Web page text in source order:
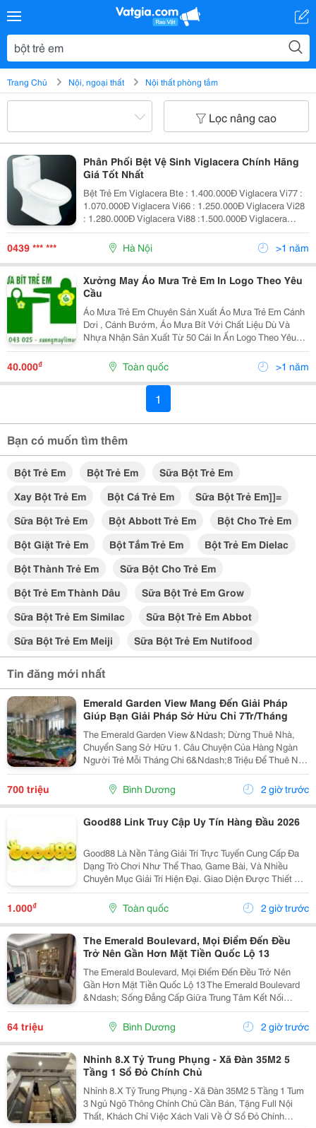
Trang Chủ Nội, ngoại thất Nội thất phòng tắm
Lọc nâng cao
Phân Phối Bệt Vệ Sinh Viglacera Chính Hãng
Giá Tốt Nhất
Bệt Trẻ Em Viglacera Bte : 1.400.000Đ Viglacera Vi77 :
1.070.000Đ Viglacera Vi66 : 1.250.000Đ Viglacera Vi28
: 1.280.000Đ Viglacera Vi88 :1.500.000Đ Viglacera
Vi107 : 1.800.000Đ Viglacera Bl5 :2.200.000Đ Viglacera
C0504 :2.250.000Đ Viglac
0439 *** *** Hà Nội >1 năm
Xưởng May Áo Mưa Trẻ Em In Logo Theo Yêu
Cầu
Áo Mưa Trẻ Em Chuyên Sản Xuất Áo Mưa Trẻ Em Cánh
Dơi , Cánh Bướm, Áo Mưa Bít Với Chất Liệu Dù Và
Nhựa Nhận Sản Xuất Từ 50 Cái In Ấn Logo Theo Yêu
Cầu Lh 0772043025 Áo Mưa Bít Trẻ Em, Hàng Loại 1,
Chất Dày Dặn.. Đường May Chắc Chắn Chống Rách,
Bung Ch
40.000₫ Toàn quốc >1 năm
1
Bạn có muốn tìm thêm
Bột Trẻ Em Bột Trẻ Em
Sữa Bột Trẻ Em
Xay Bột Trẻ Em
Bột Cá Trẻ Em
Sữa Bột Trẻ Em]]=
Sữa Bột Trẻ Em
Bột Abbott Trẻ Em
Bột Cho Trẻ Em
Bột Giặt Trẻ Em
Bột Tắm Trẻ Em
Bột Trẻ Em Dielac
Bột Thành Trẻ Em
Sữa Bột Cho Trẻ Em
Bột Trẻ Em Thành Dâu
Sữa Bột Trẻ Em Grow
Sữa Bột Trẻ Em Similac
Sữa Bột Trẻ Em Abbot
Sữa Bột Trẻ Em Meiji
Sữa Bột Trẻ Em Nutifood
Tin đăng mới nhất
Emerald Garden View Mang Đến Giải Pháp
Giúp Bạn Giải Pháp Sở Hửu Chỉ 7Tr/Tháng
The Emerald Garden View &Ndash; Dừng Thuê Nhà,
Chuyển Sang Sở Hữu 1. Câu Chuyện Của Hàng Ngàn
Người Trẻ Mỗi Tháng Chi 6&Ndash;8 Triệu Để Thuê Nhà
Nhưng Tài Sản Vẫn Là Con Số 0. Emerald Garden View
Mang Đến Giải Pháp Giúp Bạn Chuyển Tiền Thuê Nhà...
700 triệu Bình Dương 2 giờ trước
Good88 Link Truy Cập Uy Tín Hàng Đầu 2026
Good88 Là Nền Tảng Giải Trí Trực Tuyến Cung Cấp Đa
Dạng Trò Chơi Như Thể Thao, Game Bài, Và Nhiều
Chuyên Mục Giải Trí Hiện Đại. Giao Diện Được Thiết Kế
Trực Quan, Thân Thiện Với Người Dùng Trên Cả Điện
Thoại Và Máy Tính. Hệ Thống Bảo Mật Hiện Đại...
1.000₫ Toàn quốc 2 giờ trước
The Emerald Boulevard, Mọi Điểm Đến Đều
Trở Nên Gần Hơn Mặt Tiền Quốc Lộ 13
The Emerald Boulevard, Mọi Điểm Đến Đều Trở Nên
Gần Hơn Mặt Tiền Quốc Lộ 13 The Emerald Boulevard
&Ndash; Sống Đẳng Cấp Giữa Trung Tâm Kết Nối
Tp.hcm Bạn Đang Tìm Một Căn Hộ Vừa Để Ở, Vừa Có
Tiềm Năng Đầu Tư Mạnh? The Emerald Boulevard
Chính Là...
64 triệu Bình Dương 2 giờ trước
Nhỉnh 8.X Tỷ Trung Phụng - Xã Đàn 35M2 5
Tầng 1 Sổ Đỏ Chính Chủ
Nhỉnh 8.X Tỷ Trung Phụng - Xã Đàn 35M2 5 Tầng 1 Tum
3 Ngủ Ngõ Thông Chính Chủ Cần Bán, Tặng Full Nội
Thất, Khách Chỉ Việc Xách Vali Về Ở Sổ Đỏ Chính